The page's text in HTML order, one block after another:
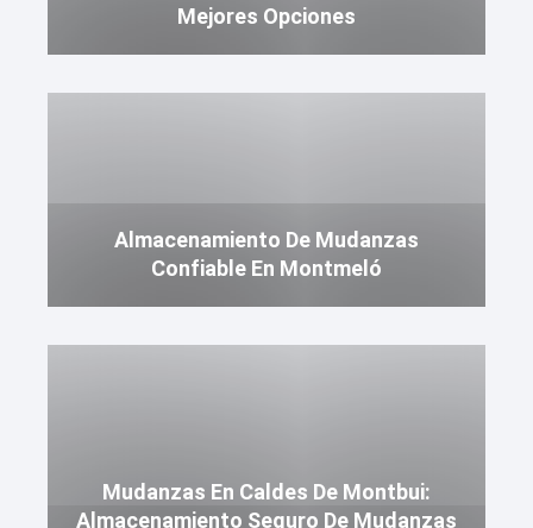
Mejores Opciones
Almacenamiento De Mudanzas
Confiable En Montmeló
Mudanzas En Caldes De Montbui:
Almacenamiento Seguro De Mudanzas